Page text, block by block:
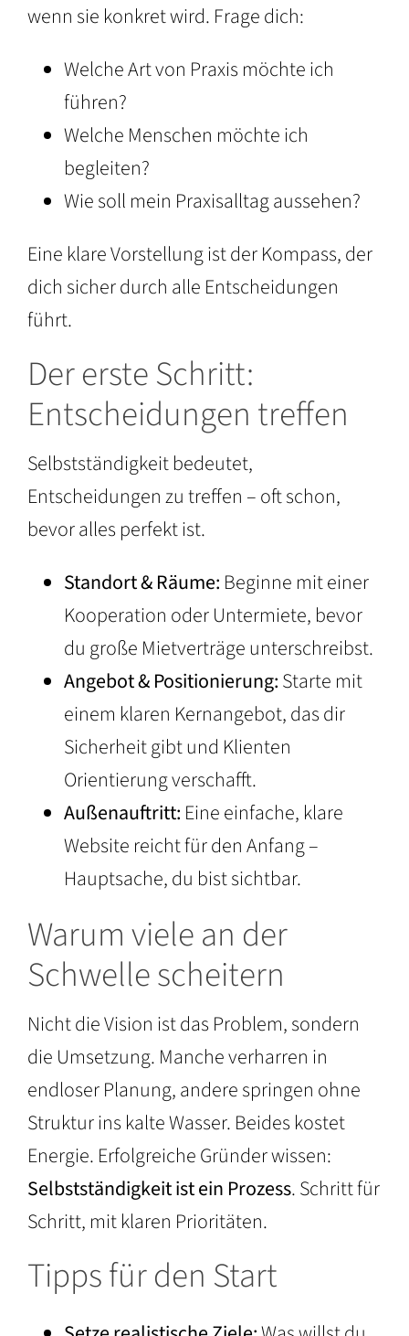
wenn sie konkret wird. Frage dich:
Welche Art von Praxis möchte ich
führen?
Welche Menschen möchte ich
begleiten?
Wie soll mein Praxisalltag aussehen?
Eine klare Vorstellung ist der Kompass, der
dich sicher durch alle Entscheidungen
führt.
Der erste Schritt:
Entscheidungen treffen
Selbstständigkeit bedeutet,
Entscheidungen zu treffen – oft schon,
bevor alles perfekt ist.
Standort & Räume: Beginne mit einer
Kooperation oder Untermiete, bevor
du große Mietverträge unterschreibst.
Angebot & Positionierung:Starte mit
einem klaren Kernangebot, das dir
Sicherheit gibt und Klienten
Orientierung verschafft.
Außenauftritt: Eine einfache, klare
Website reicht für den Anfang –
Hauptsache, du bist sichtbar.
Warum viele an der
Schwelle scheitern
Nicht die Vision ist das Problem, sondern
die Umsetzung. Manche verharren in
endloser Planung, andere springen ohne
Struktur ins kalte Wasser. Beides kostet
Energie. Erfolgreiche Gründer wissen:
Selbstständigkeit ist ein Prozess. Schritt für
Schritt, mit klaren Prioritäten.
Tipps für den Start